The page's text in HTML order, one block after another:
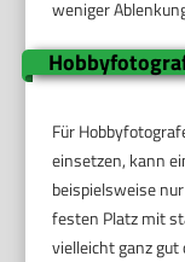
weniger
Für
einsetzen, kann
beispielsweise
festen Platz mit
vielleicht ganz